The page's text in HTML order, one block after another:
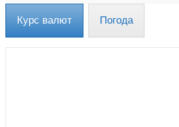
Курс валют Погода